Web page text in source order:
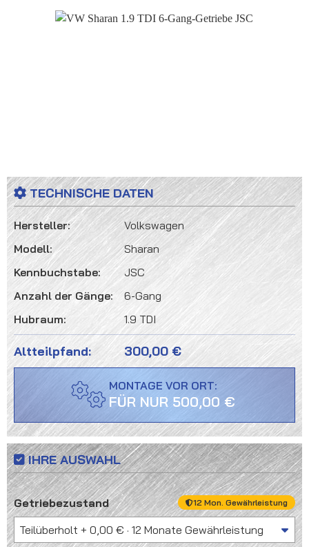
Bildergalerie überspringen
TECHNISCHE DATEN
Hersteller:
Volkswagen
Modell:
Sharan
Kennbuchstabe:
JSC
Anzahl der Gänge:
6-Gang
Hubraum:
1.9 TDI
Altteilpfand: 300,00 €
MONTAGE VOR ORT:
FÜR NUR 500,00 €
IHRE AUSWAHL
Getriebezustandauswählen 12 Mon. Gewährleistung